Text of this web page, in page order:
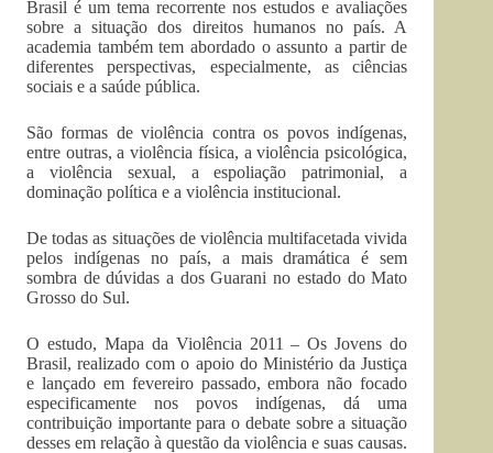
Brasil é um tema recorrente nos estudos e avaliações
sobre a situação dos direitos humanos no país. A
academia também tem abordado o assunto a partir de
diferentes perspectivas, especialmente, as ciências
sociais e a saúde pública.
São formas de violência contra os povos indígenas,
entre outras, a violência física, a violência psicológica,
a violência sexual, a espoliação patrimonial, a
dominação política e a violência institucional.
De todas as situações de violência multifacetada vivida
pelos indígenas no país, a mais dramática é sem
sombra de dúvidas a dos Guarani no estado do Mato
Grosso do Sul.
O estudo, Mapa da Violência 2011 – Os Jovens do
Brasil, realizado com o apoio do Ministério da Justiça
e lançado em fevereiro passado, embora não focado
especificamente nos povos indígenas, dá uma
contribuição importante para o debate sobre a situação
desses em relação à questão da violência e suas causas.